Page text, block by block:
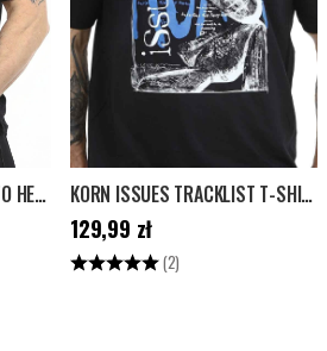
T-SHIRT AC/DC HIGHWAY TO HELL 1979 TOUR - CZARNA
KORN ISSUES TRACKLIST T-SHIRT - CZARNY
Cena :129,99 zł
129,99 zł
Ocena: (2)